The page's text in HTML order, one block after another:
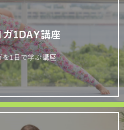
ガ1DAY講座
を1日で学ぶ講座